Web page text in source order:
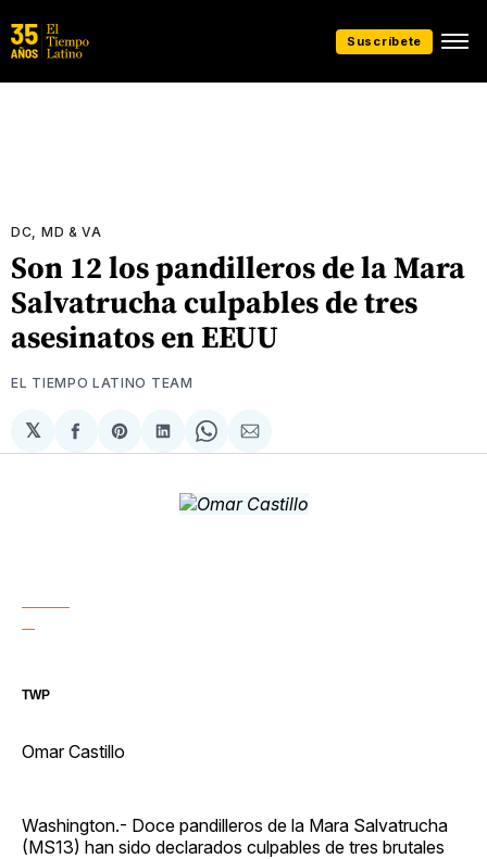
Suscríbete
DC, MD & VA
Son 12 los pandilleros de la Mara
Salvatrucha culpables de tres
asesinatos en EEUU
EL TIEMPO LATINO TEAM
𝕏
Compartir
en
Share
on
Compartir
en
Share
on
Compartir
via
TWP
Omar Castillo
Washington.- Doce pandilleros de la Mara Salvatrucha
(MS13) han sido declarados culpables de tres brutales